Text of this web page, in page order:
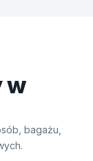
w
bagażu,